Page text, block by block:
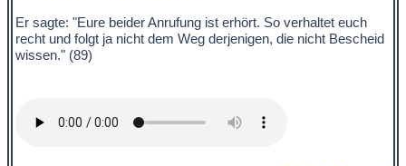
Er sagte: "Eure beider Anrufung ist erhört. So verhaltet euch
recht und folgt ja nicht dem Weg derjenigen, die nicht Bescheid
wissen." (89)